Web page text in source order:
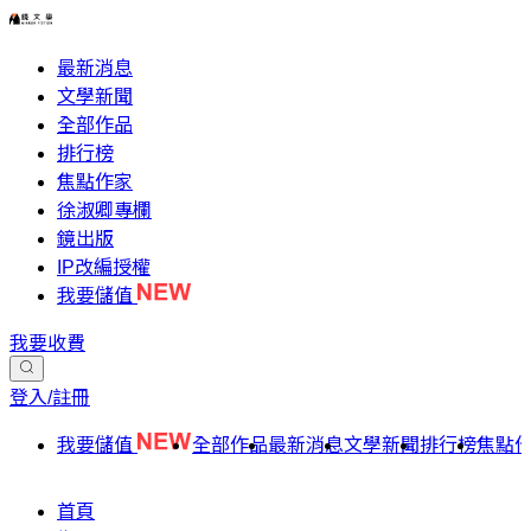
最新消息
文學新聞
全部作品
排行榜
焦點作家
徐淑卿專欄
鏡出版
IP改編授權
我要儲值
我要收費
登入/註冊
我要儲值 全部作品最新消息文學新聞排行榜焦點
首頁